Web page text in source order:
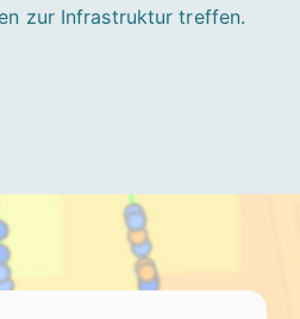
zur Infrastruktur treffen.